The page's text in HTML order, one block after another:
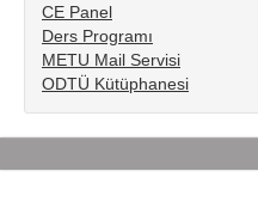
CE Panel
Ders Programı
METU Mail Servisi
ODTÜ Kütüphanesi